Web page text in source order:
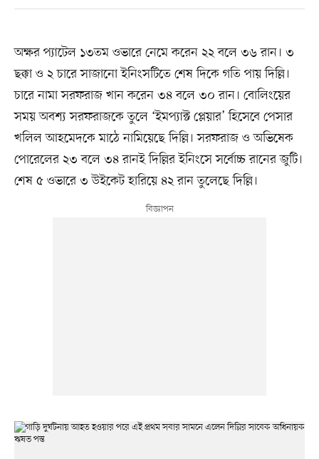
অক্ষর প্যাটেল ১৩তম ওভারে নেমে করেন ২২ বলে ৩৬ রান। ৩
ছক্কা ও ২ চারে সাজানো ইনিংসটিতে শেষ দিকে গতি পায় দিল্লি।
চারে নামা সরফরাজ খান করেন ৩৪ বলে ৩০ রান। বোলিংয়ের
সময় অবশ্য সরফরাজকে তুলে ‘ইমপ্যাক্ট প্লেয়ার’ হিসেবে পেসার
খলিল আহমেদকে মাঠে নামিয়েছে দিল্লি। সরফরাজ ও অভিষেক
পোরেলের ২৩ বলে ৩৪ রানই দিল্লির ইনিংসে সর্বোচ্চ রানের জুটি।
শেষ ৫ ওভারে ৩ উইকেট হারিয়ে ৪২ রান তুলেছে দিল্লি।